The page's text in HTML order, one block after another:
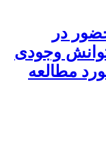
در
وجودی
مطالعه